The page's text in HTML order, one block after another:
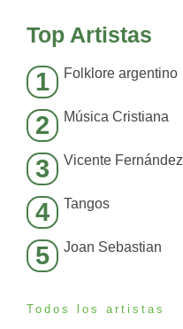
Top Artistas
1 Folklore argentino
2 Música Cristiana
3 Vicente Fernández
4 Tangos
5 Joan Sebastian
Todos los artistas